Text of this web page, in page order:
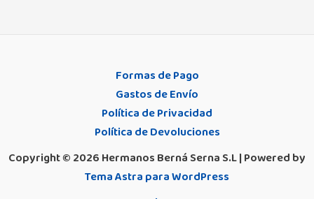
Formas de Pago
Gastos de Envío
Política de Privacidad
Política de Devoluciones
Copyright © 2026 Hermanos Berná Serna S.L | Powered by
Tema Astra para WordPress